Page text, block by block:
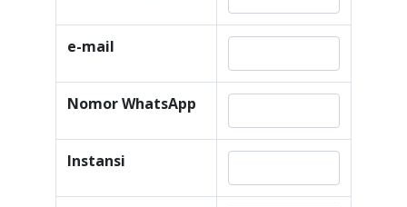
e-mail
Nomor WhatsApp
Instansi